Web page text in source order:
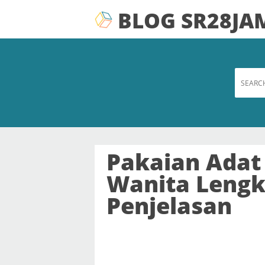
BLOG
Pakaian
Wanita
Penjelasan